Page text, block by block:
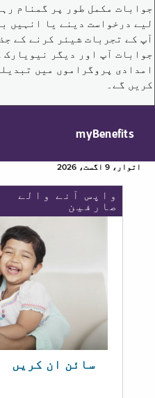
جوابات مکمل طور پر گمنام
لیے درخواست دینے یا انہیں
آپ کے تجربات شیئر کرنے کے
جوابات آپ اور دیگر نیویارک
امدادی پروگراموں میں
کریں گے۔
myBenefits
اتوار، 9 اگست، 2026
واپس آنے والے
صارفین
سائن ان کریں